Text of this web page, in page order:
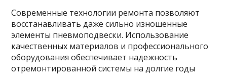
Современные технологии ремонта позволяют
восстанавливать даже сильно изношенные
элементы пневмоподвески. Использование
качественных материалов и профессионального
оборудования обеспечивает надежность
отремонтированной системы на долгие годы